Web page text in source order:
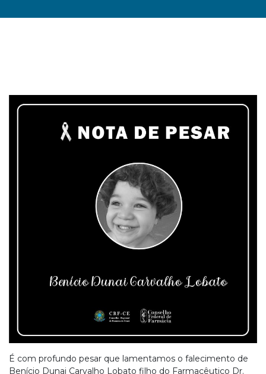
É com profundo pesar que lamentamos o falecimento de
Benício Dunai Carvalho Lobato filho do Farmacêutico Dr.